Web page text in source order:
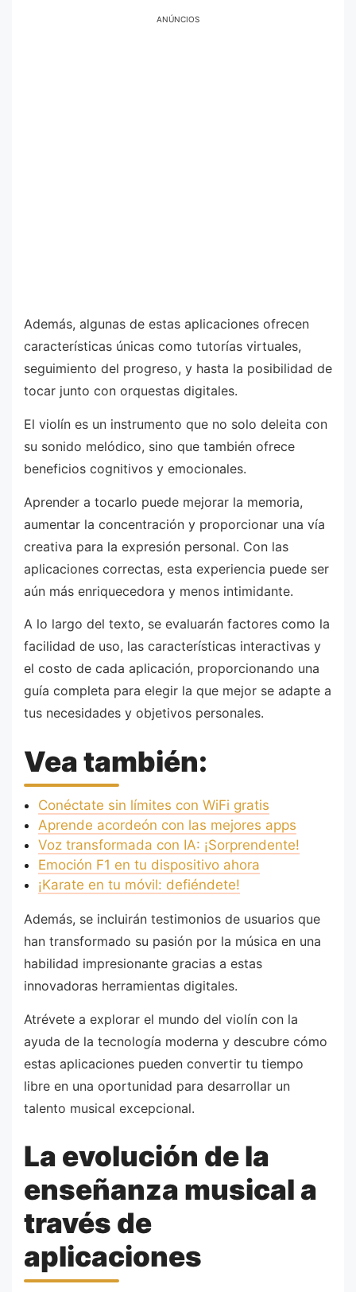
ANÚNCIOS
Además, algunas de estas aplicaciones ofrecen
características únicas como tutorías virtuales,
seguimiento del progreso, y hasta la posibilidad de
tocar junto con orquestas digitales.
El violín es un instrumento que no solo deleita con
su sonido melódico, sino que también ofrece
beneficios cognitivos y emocionales.
Aprender a tocarlo puede mejorar la memoria,
aumentar la concentración y proporcionar una vía
creativa para la expresión personal. Con las
aplicaciones correctas, esta experiencia puede ser
aún más enriquecedora y menos intimidante.
A lo largo del texto, se evaluarán factores como la
facilidad de uso, las características interactivas y
el costo de cada aplicación, proporcionando una
guía completa para elegir la que mejor se adapte a
tus necesidades y objetivos personales.
Vea también:
Conéctate sin límites con WiFi gratis
Aprende acordeón con las mejores apps
Voz transformada con IA: ¡Sorprendente!
Emoción F1 en tu dispositivo ahora
¡Karate en tu móvil: defiéndete!
Además, se incluirán testimonios de usuarios que
han transformado su pasión por la música en una
habilidad impresionante gracias a estas
innovadoras herramientas digitales.
Atrévete a explorar el mundo del violín con la
ayuda de la tecnología moderna y descubre cómo
estas aplicaciones pueden convertir tu tiempo
libre en una oportunidad para desarrollar un
talento musical excepcional.
La evolución de la
enseñanza musical a
través de
aplicaciones